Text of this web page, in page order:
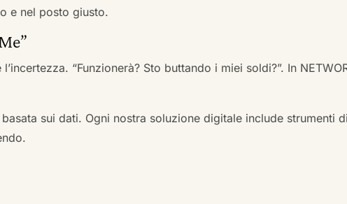
e nel posto giusto.
“Funzionerà? Sto buttando i miei soldi?”. In
sui dati. Ogni nostra soluzione digitale include strumenti